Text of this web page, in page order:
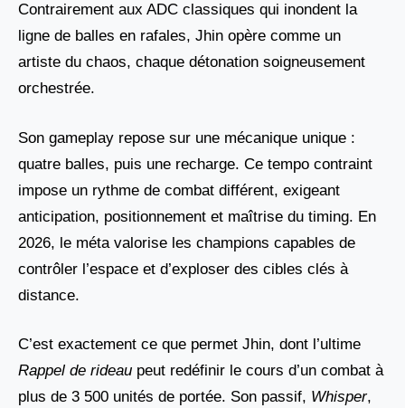
Contrairement aux ADC classiques qui inondent la
ligne de balles en rafales, Jhin opère comme un
artiste du chaos, chaque détonation soigneusement
orchestrée.
Son gameplay repose sur une mécanique unique :
quatre balles, puis une recharge. Ce tempo contraint
impose un rythme de combat différent, exigeant
anticipation, positionnement et maîtrise du timing. En
2026, le méta valorise les champions capables de
contrôler l’espace et d’exploser des cibles clés à
distance.
C’est exactement ce que permet Jhin, dont l’ultime
Rappel de rideau peut redéfinir le cours d’un combat à
plus de 3 500 unités de portée. Son passif, Whisper,